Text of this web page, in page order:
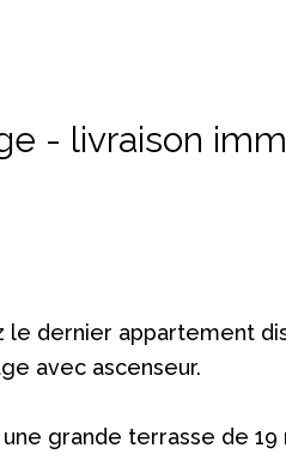
- livraison
le dernier appartement
avec ascenseur.
grande terrasse de 19